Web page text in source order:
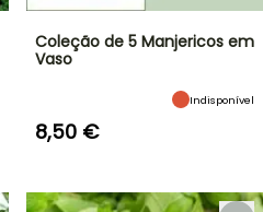
Coleção de 5 Manjericos em
Vaso
Indisponível
8,50 €